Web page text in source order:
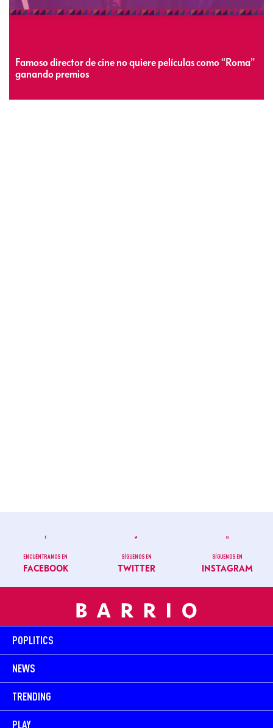
Famoso director de cine no quiere películas como “Roma”
ganando premios
ENCUÉNTRANOS EN
FACEBOOK
SÍGUENOS EN
TWITTER
SÍGUENOS EN
INSTAGRAM
POPLITICS
NEWS
TRENDING
PLAY